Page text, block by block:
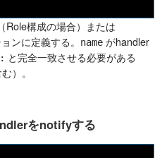
（Role構成の場合）または
ンに定義する。 name がhandler
と完全一致させる必要がある
）。
をnotifyする